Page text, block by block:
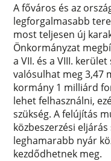
A főváros és az
legforgalmasabb
most teljesen új
Önkormányzat
a VII. és a VIII.
valósulhat meg 3,47
kormány 1 milliárd
lehet felhasználni,
szükség. A felújítás
közbeszerzési
leghamarabb nyár
kezdődhetnek meg.